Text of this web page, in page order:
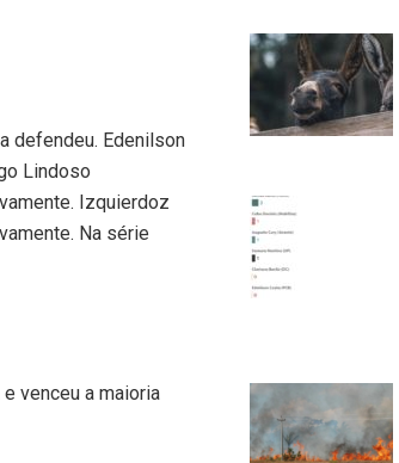
defendeu. Edenilson
Lindoso
Izquierdoz
Na série
venceu a maioria